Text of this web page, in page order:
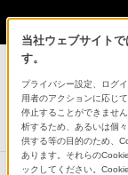
ゲーミングギ
背面開放型ゲーミングヘッ
INZONE H6 Air
NEW 新発売
当社ウェブサイト
す。
プライバシー設定、ログ
用者のアクションに応じ
停止することができませ
析するため、あるいは個
供する等の目的のため、
あります。それらの
ックしてください。